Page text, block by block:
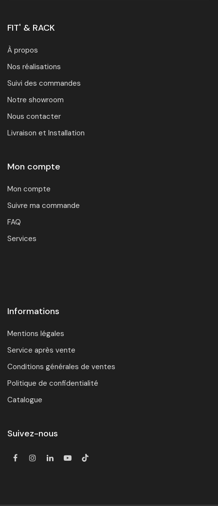
FIT' & RACK
À propos
Nos réalisations
Suivi des commandes
Notre showroom
Nous contacter
Livraison et Installation
Mon compte
Mon compte
Suivre ma commande
FAQ
Services
Informations
Mentions légales
Service après vente
Conditions générales de ventes
Politique de confidentialité
Catalogue
Suivez-nous